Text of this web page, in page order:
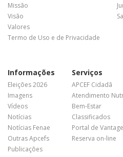
Missão
Visão
Valores
Termo de Uso e de Privacidade
Informações
Eleições 2026
Imagens
Vídeos
Notícias
Notícias Fenae
Outras Apcefs
Publicações
Serviços
APCEF Cidadã
Atendimento
Bem-Estar
Classificados
Portal de
Reserva on-line